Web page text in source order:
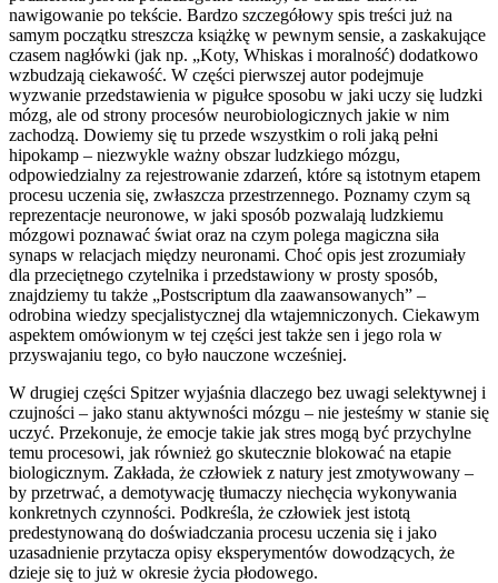
nawigowanie po tekście. Bardzo szczegółowy spis treści już na
samym początku streszcza książkę w pewnym sensie, a zaskakujące
czasem nagłówki (jak np. „Koty, Whiskas i moralność) dodatkowo
wzbudzają ciekawość. W części pierwszej autor podejmuje
wyzwanie przedstawienia w pigułce sposobu w jaki uczy się ludzki
mózg, ale od strony procesów neurobiologicznych jakie w nim
zachodzą. Dowiemy się tu przede wszystkim o roli jaką pełni
hipokamp – niezwykle ważny obszar ludzkiego mózgu,
odpowiedzialny za rejestrowanie zdarzeń, które są istotnym etapem
procesu uczenia się, zwłaszcza przestrzennego. Poznamy czym są
reprezentacje neuronowe, w jaki sposób pozwalają ludzkiemu
mózgowi poznawać świat oraz na czym polega magiczna siła
synaps w relacjach między neuronami. Choć opis jest zrozumiały
dla przeciętnego czytelnika i przedstawiony w prosty sposób,
znajdziemy tu także „Postscriptum dla zaawansowanych” –
odrobina wiedzy specjalistycznej dla wtajemniczonych. Ciekawym
aspektem omówionym w tej części jest także sen i jego rola w
przyswajaniu tego, co było nauczone wcześniej.
W drugiej części Spitzer wyjaśnia dlaczego bez uwagi selektywnej i
czujności – jako stanu aktywności mózgu – nie jesteśmy w stanie się
uczyć. Przekonuje, że emocje takie jak stres mogą być przychylne
temu procesowi, jak również go skutecznie blokować na etapie
biologicznym. Zakłada, że człowiek z natury jest zmotywowany –
by przetrwać, a demotywację tłumaczy niechęcia wykonywania
konkretnych czynności. Podkreśla, że człowiek jest istotą
predestynowaną do doświadczania procesu uczenia się i jako
uzasadnienie przytacza opisy eksperymentów dowodzących, że
dzieje się to już w okresie życia płodowego.